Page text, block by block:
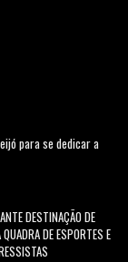
para se dedicar a
DESTINAÇÃO DE
DE ESPORTES E